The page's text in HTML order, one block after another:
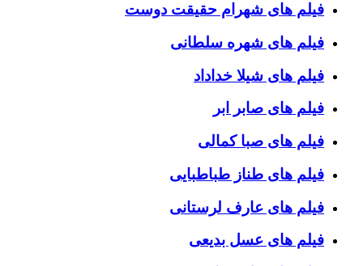
فیلم های شهرام حقیقت دوست
فیلم های شهره سلطانی
فیلم های شیلا خداداد
فیلم های صابر ابر
فیلم های صبا کمالی
فیلم های طناز طباطبایی
فیلم های عارف لرستانی
فیلم های عسل بدیعی